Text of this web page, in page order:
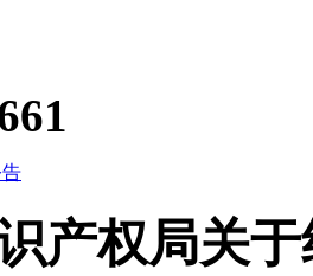
产权局关